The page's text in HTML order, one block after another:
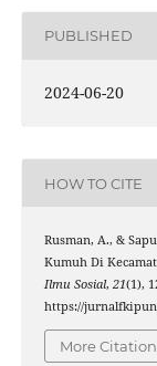
PUBLISHED
2024-06-20
HOW TO CITE
Rusman, A., &
Kumuh Di
Ilmu Sosial, 21(1),
https://
More